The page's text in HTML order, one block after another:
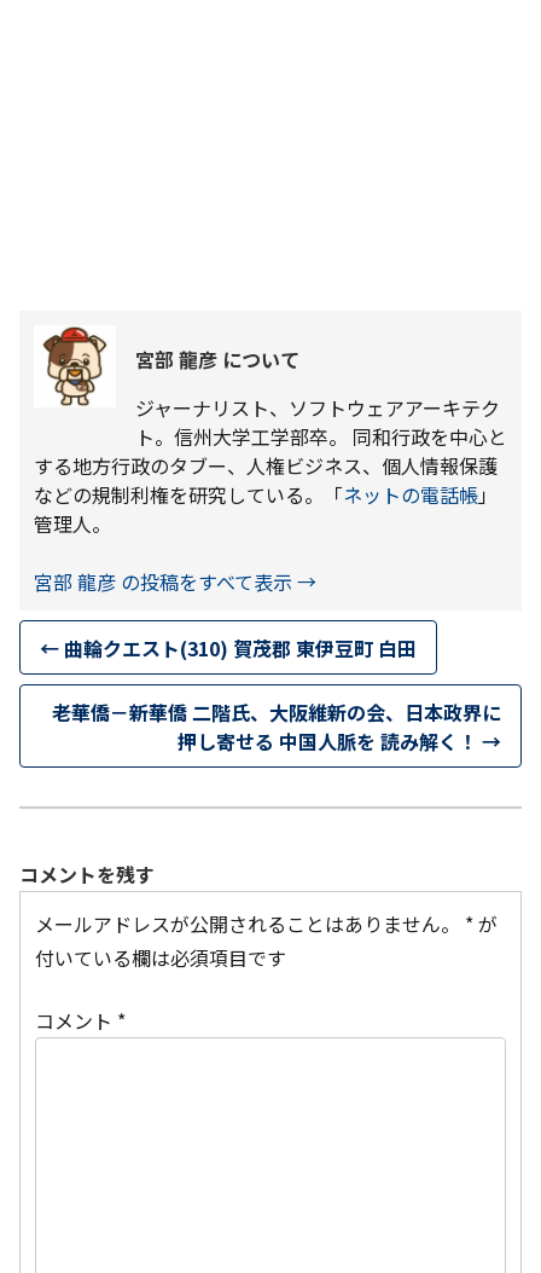
宮部 龍彦 について
ジャーナリスト、ソフトウェアアーキテク
ト。信州大学工学部卒。 同和行政を中心と
する地方行政のタブー、人権ビジネス、個人情報保護
などの規制利権を研究している。「ネットの電話帳」
管理人。
宮部 龍彦 の投稿をすべて表示 →
← 曲輪クエスト(310) 賀茂郡 東伊豆町 白田
老華僑－新華僑 二階氏、大阪維新の会、日本政界に
押し寄せる 中国人脈を 読み解く！ →
コメントを残す
メールアドレスが公開されることはありません。
*が
付いている欄は必須項目です
コメント *